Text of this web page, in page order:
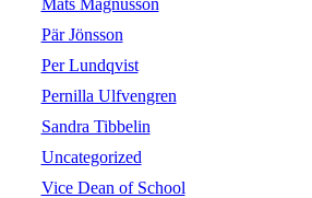
Pär Jönsson
Per Lundqvist
Pernilla Ulfvengren
Sandra Tibbelin
Uncategorized
Vice Dean of School